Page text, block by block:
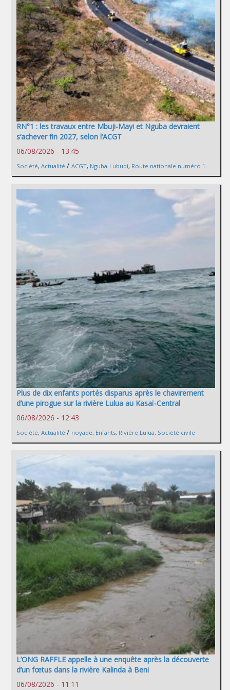
RN°1 : les travaux entre Mbuji-Mayi et Nguba devraient
s’achever fin 2027, selon l’ACGT
06/08/2026 - 13:45
Société, Actualité / ACGT, Nguba-Lubudi, Route nationale numéro 1
Plus de dix enfants portés disparus après le chavirement
d’une pirogue sur la rivière Lulua au Kasaï-Central
06/08/2026 - 12:43
Société, Actualité / noyade, Enfants, Rivière Lulua, Société civile
L’ONG RAFFLE appelle à une enquête après la découverte
d’un fœtus dans la rivière Kalinda à Beni
06/08/2026 - 11:11